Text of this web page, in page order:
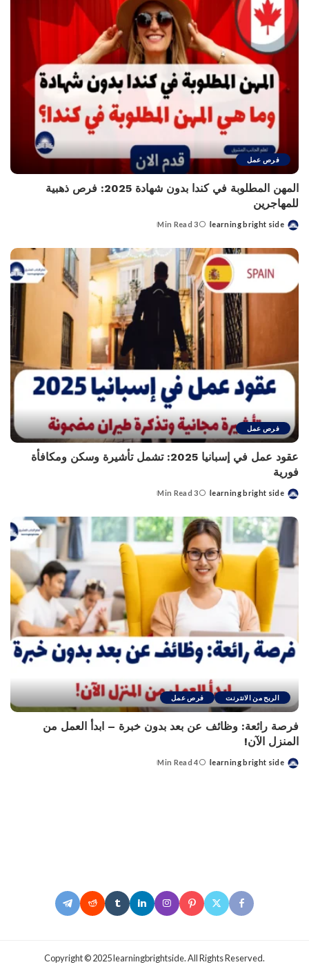
فرص عمل
المهن المطلوبة في كندا بدون شهادة 2025: فرص ذهبية
للمهاجرين
Posted
learning bright side
3 Min Read
فرص عمل
عقود عمل في إسبانيا 2025: تشمل تأشيرة وسكن ومكافأة
فورية
Posted
learning bright side
3 Min Read
الربح من الانترنت فرص عمل
فرصة رائعة: وظائف عن بعد بدون خبرة – ابدأ العمل من
المنزل الآن!
Posted
learning bright side
4 Min Read
.Copyright © 2025 learningbrightside. All Rights Reserved